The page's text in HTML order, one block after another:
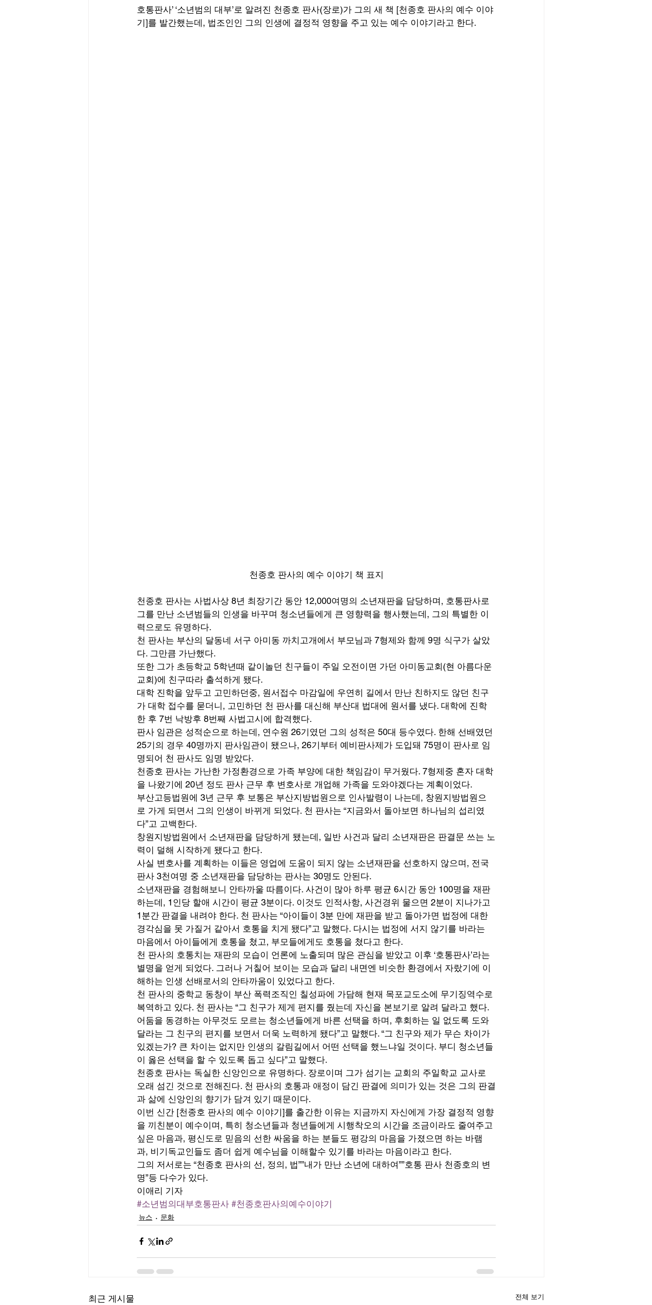
호통판사’ ‘소년범의 대부’로 알려진 천종호 판사(장로)가 그의 새 책 [천종호 판사의 예수 이야
기]를 발간했는데, 법조인인 그의 인생에 결정적 영향을 주고 있는 예수 이야기라고 한다.
천종호 판사의 예수 이야기 책 표지
천종호 판사는 사법사상 8년 최장기간 동안 12,000여명의 소년재판을 담당하며, 호통판사로
그를 만난 소년범들의 인생을 바꾸며 청소년들에게 큰 영향력을 행사했는데, 그의 특별한 이
력으로도 유명하다.
천 판사는 부산의 달동네 서구 아미동 까치고개에서 부모님과 7형제와 함께 9명 식구가 살았
다. 그만큼 가난했다.
또한 그가 초등학교 5학년때 같이놀던 친구들이 주일 오전이면 가던 아미동교회(현 아름다운
교회)에 친구따라 출석하게 됐다.
대학 진학을 앞두고 고민하던중, 원서접수 마감일에 우연히 길에서 만난 친하지도 않던 친구
가 대학 접수를 묻더니, 고민하던 천 판사를 대신해 부산대 법대에 원서를 냈다. 대학에 진학
한 후 7번 낙방후 8번째 사법고시에 합격했다.
판사 임관은 성적순으로 하는데, 연수원 26기였던 그의 성적은 50대 등수였다. 한해 선배였던
25기의 경우 40명까지 판사임관이 됐으나, 26기부터 예비판사제가 도입돼 75명이 판사로 임
명되어 천 판사도 임명 받았다.
천종호 판사는 가난한 가정환경으로 가족 부양에 대한 책임감이 무거웠다. 7형제중 혼자 대학
을 나왔기에 20년 정도 판사 근무 후 변호사로 개업해 가족을 도와야겠다는 계획이었다.
부산고등법원에 3년 근무 후 보통은 부산지방법원으로 인사발령이 나는데, 창원지방법원으
로 가게 되면서 그의 인생이 바뀌게 되었다. 천 판사는 “지금와서 돌아보면 하나님의 섭리였
다”고 고백한다.
창원지방법원에서 소년재판을 담당하게 됐는데, 일반 사건과 달리 소년재판은 판결문 쓰는 노
력이 덜해 시작하게 됐다고 한다.
사실 변호사를 계획하는 이들은 영업에 도움이 되지 않는 소년재판을 선호하지 않으며, 전국
판사 3천여명 중 소년재판을 담당하는 판사는 30명도 안된다.
소년재판을 경험해보니 안타까울 따름이다. 사건이 많아 하루 평균 6시간 동안 100명을 재판
하는데, 1인당 할애 시간이 평균 3분이다. 이것도 인적사항, 사건경위 물으면 2분이 지나가고
1분간 판결을 내려야 한다. 천 판사는 “아이들이 3분 만에 재판을 받고 돌아가면 법정에 대한
경각심을 못 가질거 같아서 호통을 치게 됐다”고 말했다. 다시는 법정에 서지 않기를 바라는
마음에서 아이들에게 호통을 쳤고, 부모들에게도 호통을 쳤다고 한다.
천 판사의 호통치는 재판의 모습이 언론에 노출되며 많은 관심을 받았고 이후 ‘호통판사’라는
별명을 얻게 되었다. 그러나 거칠어 보이는 모습과 달리 내면엔 비슷한 환경에서 자랐기에 이
해하는 인생 선배로서의 안타까움이 있었다고 한다.
천 판사의 중학교 동창이 부산 폭력조직인 칠성파에 가담해 현재 목포교도소에 무기징역수로
복역하고 있다. 천 판사는 “그 친구가 제게 편지를 줬는데 자신을 본보기로 알려 달라고 했다.
어둠을 동경하는 아무것도 모르는 청소년들에게 바른 선택을 하며, 후회하는 일 없도록 도와
달라는 그 친구의 편지를 보면서 더욱 노력하게 됐다”고 말했다. “그 친구와 제가 무슨 차이가
있겠는가? 큰 차이는 없지만 인생의 갈림길에서 어떤 선택을 했느냐일 것이다. 부디 청소년들
이 옳은 선택을 할 수 있도록 돕고 싶다”고 말했다.
천종호 판사는 독실한 신앙인으로 유명하다. 장로이며 그가 섬기는 교회의 주일학교 교사로
오래 섬긴 것으로 전해진다. 천 판사의 호통과 애정이 담긴 판결에 의미가 있는 것은 그의 판결
과 삶에 신앙인의 향기가 담겨 있기 때문이다.
이번 신간 [천종호 판사의 예수 이야기]를 출간한 이유는 지금까지 자신에게 가장 결정적 영향
을 끼친분이 예수이며, 특히 청소년들과 청년들에게 시행착오의 시간을 조금이라도 줄여주고
싶은 마음과, 평신도로 믿음의 선한 싸움을 하는 분들도 평강의 마음을 가졌으면 하는 바램
과, 비기독교인들도 좀더 쉽게 예수님을 이해할수 있기를 바라는 마음이라고 한다.
그의 저서로는 “천종호 판사의 선, 정의, 법””내가 만난 소년에 대하여””호통 판사 천종호의 변
명”등 다수가 있다.
이애리 기자
#소년범의대부호통판사 #천종호판사의예수이야기
뉴스 문화
최근 게시물 전체 보기